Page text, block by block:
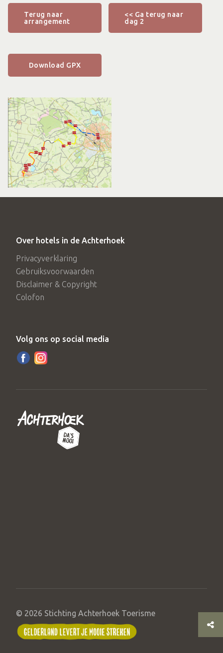
Terug naar
arrangement
<< Ga terug naar
dag 2
Download GPX
Over hotels in de Achterhoek
Privacyverklaring
Gebruiksvoorwaarden
Disclaimer & Copyright
Colofon
Volg ons op social media
© 2026 Stichting Achterhoek Toerisme